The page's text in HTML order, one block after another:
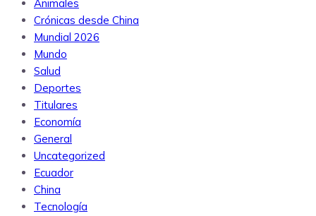
Animales
Crónicas desde China
Mundial 2026
Mundo
Salud
Deportes
Titulares
Economía
General
Uncategorized
Ecuador
China
Tecnología